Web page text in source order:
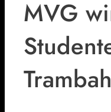
MVG